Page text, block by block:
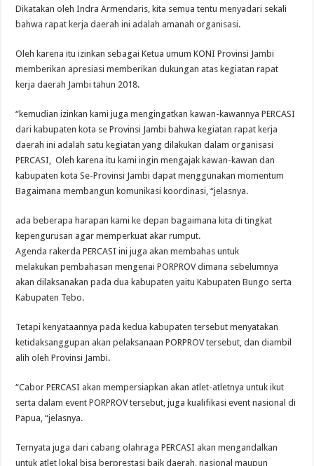
Dikatakan oleh Indra Armendaris, kita semua tentu menyadari sekali
bahwa rapat kerja daerah ini adalah amanah organisasi.
Oleh karena itu izinkan sebagai Ketua umum KONI Provinsi Jambi
memberikan apresiasi memberikan dukungan atas kegiatan rapat
kerja daerah Jambi tahun 2018.
“kemudian izinkan kami juga mengingatkan kawan-kawannya PERCASI
dari kabupaten kota se Provinsi Jambi bahwa kegiatan rapat kerja
daerah ini adalah satu kegiatan yang dilakukan dalam organisasi
PERCASI, Oleh karena itu kami ingin mengajak kawan-kawan dan
kabupaten kota Se-Provinsi Jambi dapat menggunakan momentum
Bagaimana membangun komunikasi koordinasi, “jelasnya.
ada beberapa harapan kami ke depan bagaimana kita di tingkat
kepengurusan agar memperkuat akar rumput.
Agenda rakerda PERCASI ini juga akan membahas untuk
melakukan pembahasan mengenai PORPROV dimana sebelumnya
akan dilaksanakan pada dua kabupaten yaitu Kabupaten Bungo serta
Kabupaten Tebo.
Tetapi kenyataannya pada kedua kabupaten tersebut menyatakan
ketidaksanggupan akan pelaksanaan PORPROV tersebut, dan diambil
alih oleh Provinsi Jambi.
“Cabor PERCASI akan mempersiapkan akan atlet-atletnya untuk ikut
serta dalam event PORPROV tersebut, juga kualifikasi event nasional di
Papua, “jelasnya.
Ternyata juga dari cabang olahraga PERCASI akan mengandalkan
untuk atlet lokal bisa berprestasi baik daerah, nasional maupun